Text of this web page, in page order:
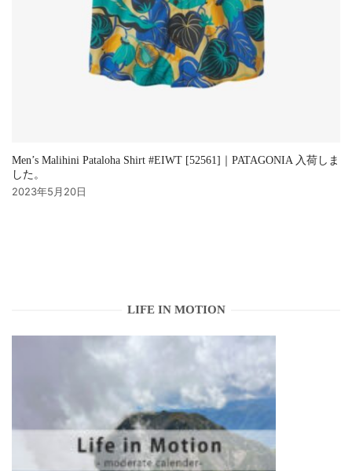
Men’s Malihini Pataloha Shirt #EIWT [52561]｜PATAGONIA 入荷しま
した。
2023年5月20日
LIFE IN MOTION